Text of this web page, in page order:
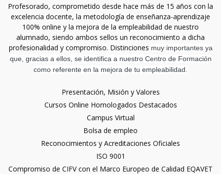
Profesorado, comprometido desde hace más de 15 años con la
excelencia docente, la metodología de enseñanza-aprendizaje
100% online y la mejora de la empleabilidad de nuestro
alumnado, siendo ambos sellos un reconocimiento a dicha
profesionalidad y compromiso. Distinciones muy importantes ya
que, gracias a ellos, se identifica a nuestro Centro de Formación
como referente en la mejora de tu empleabilidad.
Presentación, Misión y Valores
Cursos Online Homologados Destacados
Campus Virtual
Bolsa de empleo
Reconocimientos y Acreditaciones Oficiales
ISO 9001
Compromiso de CIFV con el Marco Europeo de Calidad EQAVET